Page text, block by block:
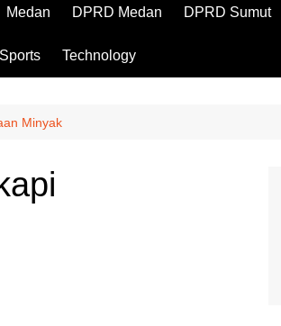
Medan DPRD Medan DPRD Sumut
Sports Technology
Minyak